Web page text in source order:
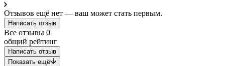
Отзывов ещё нет — ваш может стать первым.
Написать отзыв
Все отзывы 0
общий рейтинг
Написать отзыв
Показать ещё